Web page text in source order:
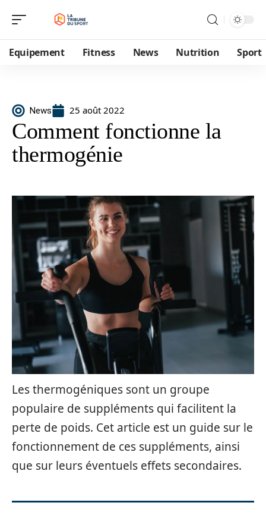
Equipement Fitness News Nutrition Sport
News 25 août 2022
Comment fonctionne la
thermogénie
Les thermogéniques sont un groupe
populaire de suppléments qui facilitent la
perte de poids. Cet article est un guide sur le
fonctionnement de ces suppléments, ainsi
que sur leurs éventuels effets secondaires.